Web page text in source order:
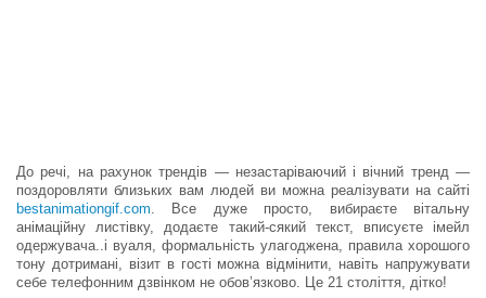
До речі, на рахунок трендів — незастаріваючий і вічний тренд —
поздоровляти близьких вам людей ви можна реалізувати на сайті
bestanimationgif.com. Все дуже просто, вибираєте вітальну
анімаційну листівку, додаєте такий-сякий текст, вписуєте імейл
одержувача..і вуаля, формальність улагоджена, правила хорошого
тону дотримані, візит в гості можна відмінити, навіть напружувати
себе телефонним дзвінком не обов’язково. Це 21 століття, дітко!